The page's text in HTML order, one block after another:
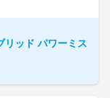
リッド パワーミス